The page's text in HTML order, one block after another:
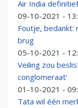
Air India
09-10-2021 -
Foutje, bedankt:
brug
05-10-2021 -
Veiling zou
conglomeraat'
01-10-2021 -
Tata wil één